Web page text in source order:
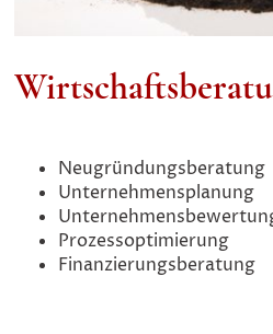
Neugründungsberatung
Unternehmensplanung
Prozessoptimierung
Finanzierungsberatung